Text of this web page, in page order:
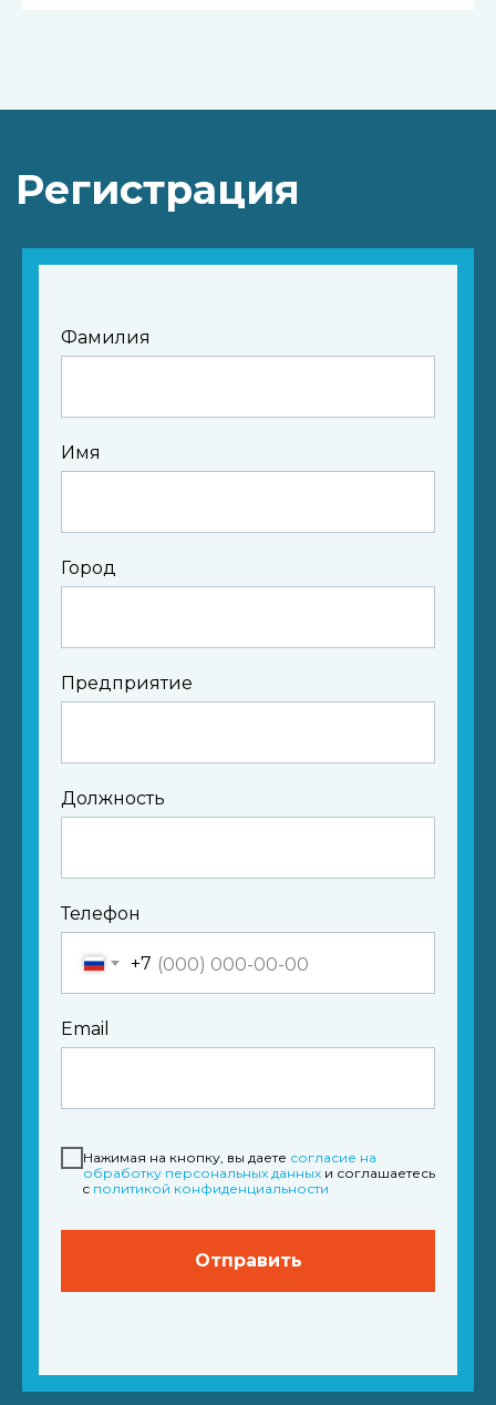
Фамилия
Имя
Город
Предприятие
Должность
Телефон
+7
Email
Нажимая на кнопку, вы даете согласие на
обработку персональных данных и соглашаетесь
c политикой конфиденциальности
Отправить